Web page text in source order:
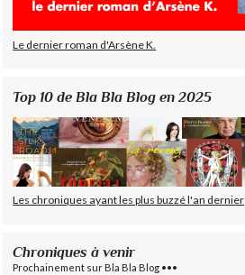
Le dernier roman d'Arsène K.
Top 10 de Bla Bla Blog en 2025
Les chroniques ayant les plus buzzé l'an dernier
Chroniques à venir
Prochainement sur Bla Bla Blog •••